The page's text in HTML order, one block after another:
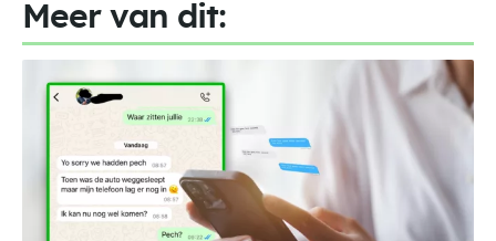
Meer van dit: